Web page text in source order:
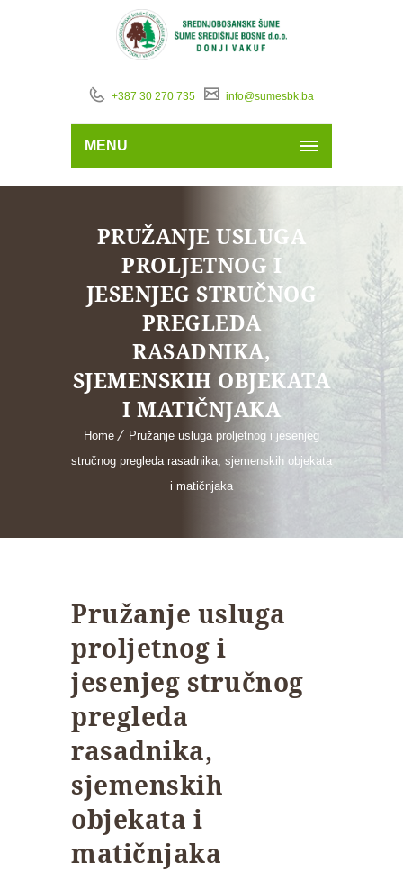
+387 30 270 735 info@sumesbk.ba
MENU
PRUŽANJE USLUGA
PROLJETNOG I
JESENJEG STRUČNOG
PREGLEDA
RASADNIKA,
SJEMENSKIH OBJEKATA
I MATIČNJAKA
Home
Pružanje usluga proljetnog i jesenjeg
stručnog pregleda rasadnika, sjemenskih objekata
i matičnjaka
Pružanje usluga
proljetnog i
jesenjeg stručnog
pregleda
rasadnika,
sjemenskih
objekata i
matičnjaka